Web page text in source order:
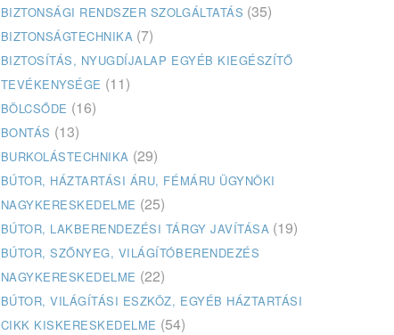
BIZTONSÁGI RENDSZER SZOLGÁLTATÁS (35)
BIZTONSÁGTECHNIKA (7)
BIZTOSÍTÁS, NYUGDÍJALAP EGYÉB KIEGÉSZÍTŐ
TEVÉKENYSÉGE (11)
BÖLCSŐDE (16)
BONTÁS (13)
BURKOLÁSTECHNIKA (29)
BÚTOR, HÁZTARTÁSI ÁRU, FÉMÁRU ÜGYNÖKI
NAGYKERESKEDELME (25)
BÚTOR, LAKBERENDEZÉSI TÁRGY JAVÍTÁSA (19)
BÚTOR, SZŐNYEG, VILÁGÍTÓBERENDEZÉS
NAGYKERESKEDELME (22)
BÚTOR, VILÁGÍTÁSI ESZKÖZ, EGYÉB HÁZTARTÁSI
CIKK KISKERESKEDELME (54)